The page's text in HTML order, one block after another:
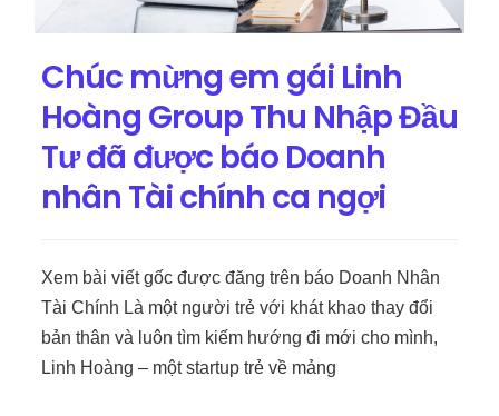
Chúc mừng em gái Linh
Hoàng Group Thu Nhập Đầu
Tư đã được báo Doanh
nhân Tài chính ca ngợi
Xem bài viết gốc được đăng trên báo Doanh Nhân
Tài Chính Là một người trẻ với khát khao thay đổi
bản thân và luôn tìm kiếm hướng đi mới cho mình,
Linh Hoàng – một startup trẻ về mảng